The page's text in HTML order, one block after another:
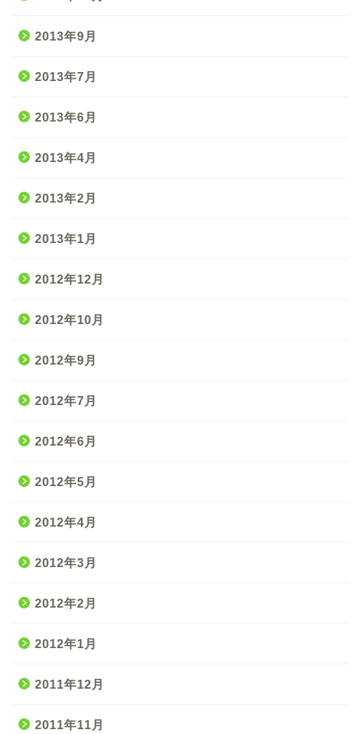
2013年9月
2013年7月
2013年6月
2013年4月
2013年2月
2013年1月
2012年12月
2012年10月
2012年9月
2012年7月
2012年6月
2012年5月
2012年4月
2012年3月
2012年2月
2012年1月
2011年12月
2011年11月